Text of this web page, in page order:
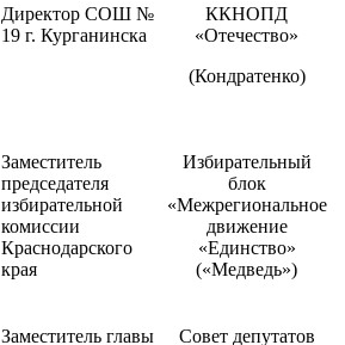
Директор СОШ №
19 г. Курганинска
ККНОПД
«Отечество»
(Кондратенко)
Заместитель
председателя
избирательной
комиссии
Краснодарского
края
Избирательный
блок
«Межрегиональное
движение
«Единство»
(«Медведь»)
Заместитель главы
Совет депутатов